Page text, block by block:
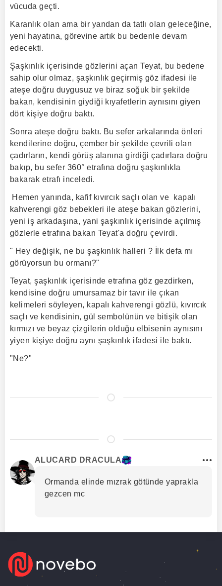
vücuda geçti.
Karanlık olan ama bir yandan da tatlı olan geleceğine,
yeni hayatına, görevine artık bu bedenle devam
edecekti.
Şaşkınlık içerisinde gözlerini açan Teyat, bu bedene
sahip olur olmaz, şaşkınlık geçirmiş göz ifadesi ile
ateşe doğru duygusuz ve biraz soğuk bir şekilde
bakan, kendisinin giydiği kıyafetlerin aynısını giyen
dört kişiye doğru baktı.
Sonra ateşe doğru baktı. Bu sefer arkalarında önleri
kendilerine doğru, çember bir şekilde çevrili olan
çadırların, kendi görüş alanına girdiği çadırlara doğru
bakıp, bu sefer 360° etrafına doğru şaşkınlıkla
bakarak etrafı inceledi.
Hemen yanında, kafif kıvırcık saçlı olan ve kapalı
kahverengi göz bebekleri ile ateşe bakan gözlerini,
yeni iş arkadaşına, yani şaşkınlık içerisinde açılmış
gözlerle etrafına bakan Teyat'a doğru çevirdi.
" Hey değişik, ne bu şaşkınlık halleri ? İlk defa mı
görüyorsun bu ormanı?"
Teyat, şaşkınlık içerisinde etrafına göz gezdirken,
kendisine doğru umursamaz bir tavır ile çıkan
kelimeleri söyleyen, kapalı kahverengi gözlü, kıvırcık
saçlı ve kendisinin, gül sembolünün ve bitişik olan
kırmızı ve beyaz çizgilerin olduğu elbisenin aynısını
yiyen kişiye doğru aynı şaşkınlık ifadesi ile baktı.
"Ne?"
ALUCARD DRACULA
Ormanda elinde mızrak götünde yaprakla
gezcen mc